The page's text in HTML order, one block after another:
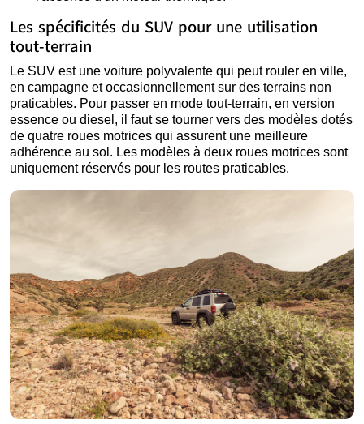
Les spécificités du SUV pour une utilisation
tout-terrain
Le SUV est une voiture polyvalente qui peut rouler en ville,
en campagne et occasionnellement sur des terrains non
praticables. Pour passer en mode tout-terrain, en version
essence ou diesel, il faut se tourner vers des modèles dotés
de quatre roues motrices qui assurent une meilleure
adhérence au sol. Les modèles à deux roues motrices sont
uniquement réservés pour les routes praticables.